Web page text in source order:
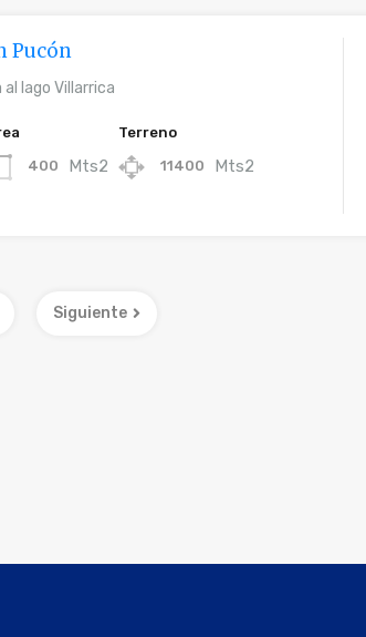
Pucón
lago Villarrica
400 Mts2
Terreno
11400 Mts2
Siguiente